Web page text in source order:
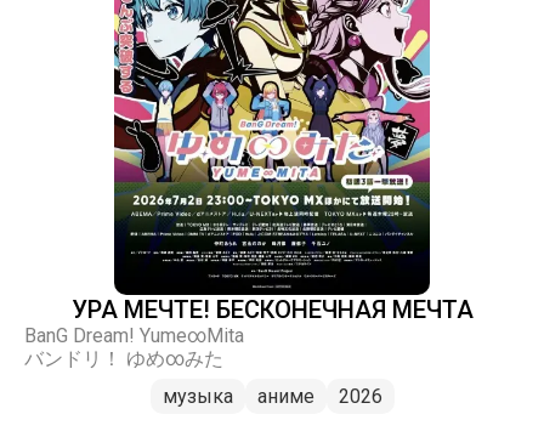
УРА МЕЧТЕ! БЕСКОНЕЧНАЯ МЕЧТА
BanG Dream! Yume∞Mita
バンドリ！ ゆめ∞みた
музыка
аниме 2026